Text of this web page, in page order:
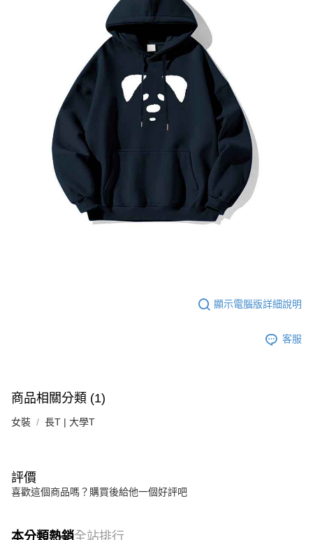
顯示電腦版詳細說明
客服
商品相關分類 (1)
女裝 長T | 大學T
評價
喜歡這個商品嗎？購買後給他一個好評吧
本分類熱銷全站排行